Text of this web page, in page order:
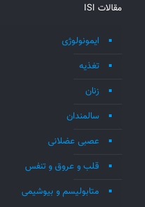
مقالات ISI
ایمونولوژی
تغذیه
زنان
سالمندان
عصبی عضلانی
قلب و عروق و تنفس
متابولیسم و بیوشیمی